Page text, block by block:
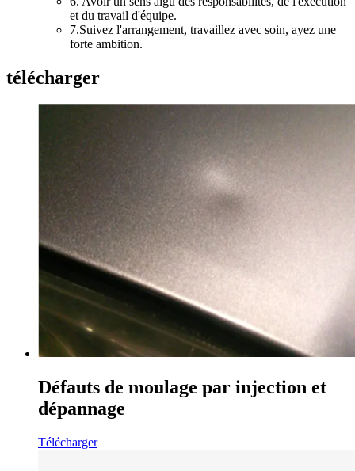
et du travail d'équipe.
7.Suivez l'arrangement, travaillez avec soin, ayez une
forte ambition.
télécharger
Défauts de moulage par injection et
dépannage
Télécharger